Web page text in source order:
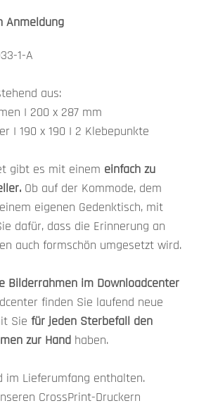
Anmeldung
1-A
aus:
I 200 x 287 mm
I 190 x 190 I 2 Klebepunkte
gibt es mit einem einfach zu
Ob auf der Kommode, dem
eigenen Gedenktisch, mit
dafür, dass die Erinnerung an
auch formschön umgesetzt wird.
Bilderrahmen im Downloadcenter
finden Sie laufend neue
Sie für jeden Sterbefall den
zur Hand haben.
im Lieferumfang enthalten.
CrossPrint-Druckern